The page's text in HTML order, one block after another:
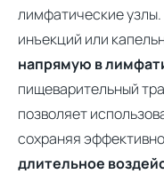
лимфатические
инъекций или
напрямую в
пищеварительный
позволяет
сохраняя
длительное